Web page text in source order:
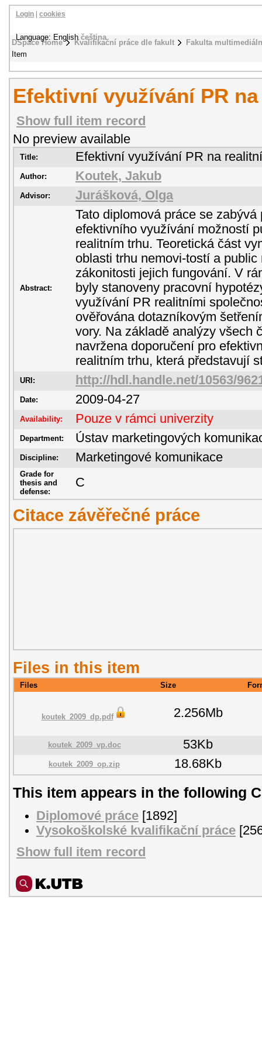
DSpace Home Kvalifikační práce dle fakult
Fakulta
Item
Login cookies
Language: Englishčeština
Efektivní využívání PR
Show full item record
No preview available
Title: Efektivní využívání PR na
Author: Koutek, Jakub
Advisor: Jurášková, Olga
Abstract:
Tato diplomová práce se zabývá
efektivního využívání možností
realitním trhu. Teoretická část
oblasti trhu nemovi-tostí a
zákonitosti jejich fungování. V
byly stanoveny pracovní
využívání PR realitními
ověřována dotazníkovým
vory. Na základě analýzy všech
navržena doporučení pro
realitním trhu, která představují
URI: http://hdl.handle.net/10563/
Date: 2009-04-27
Availability: Pouze v rámci univerzity
Department: Ústav marketingových
Discipline: Marketingové komunikace
Grade for
thesis and
defense:
C
Citace závěřečné práce
Files in this item
Files Size
koutek_2009_dp.pdf 2.256Mb
koutek_2009_vp.doc 53Kb
koutek_2009_op.zip 18.68Kb
This item appears in the following
Diplomové práce [1892]
Vysokoškolské kvalifikační práce
Show full item record